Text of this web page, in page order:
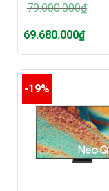
79.000.000₫
Giá
gốc
là:
69.680.000₫
Giá
hiện
là:
69.680.000₫.
-19%